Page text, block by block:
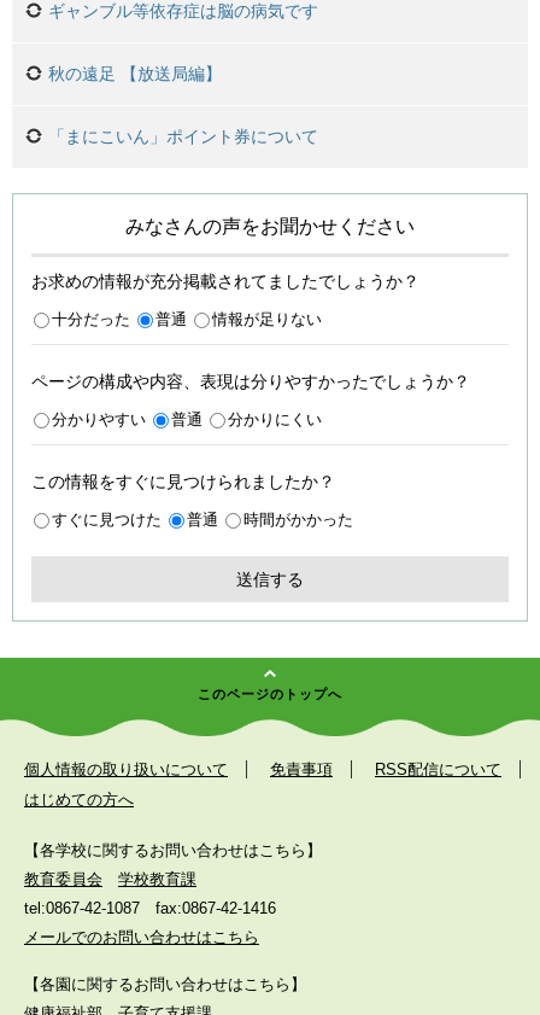
ギャンブル等依存症は脳の病気です
秋の遠足 【放送局編】
「まにこいん」ポイント券について
みなさんの声をお聞かせください
お求めの情報が充分掲載されてましたでしょうか？
十分だった 普通 情報が足りない
ページの構成や内容、表現は分りやすかったでしょうか？
分かりやすい 普通 分かりにくい
この情報をすぐに見つけられましたか？
すぐに見つけた 普通 時間がかかった
このページのトップへ
個人情報の取り扱いについて 免責事項
RSS配信について
はじめての方へ
【各学校に関するお問い合わせはこちら】
教育委員会
学校教育課
tel:0867-42-1087
fax:0867-42-1416
メールでのお問い合わせはこちら
【各園に関するお問い合わせはこちら】